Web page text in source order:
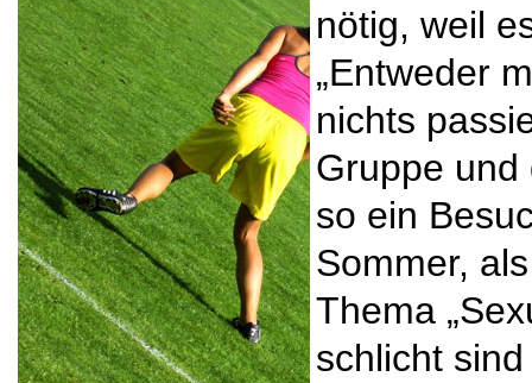
nötig, weil
„Entweder
nichts
Gruppe und
so ein
Sommer,
Thema
schlicht